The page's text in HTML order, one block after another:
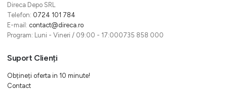
Direca Depo SRL
Telefon: 0724 101 784
E-mail: contact@direca.ro
Program: Luni - Vineri / 09:00 - 17:000735 858 000
Suport Clienți
Obțineți oferta in 10 minute!
Contact